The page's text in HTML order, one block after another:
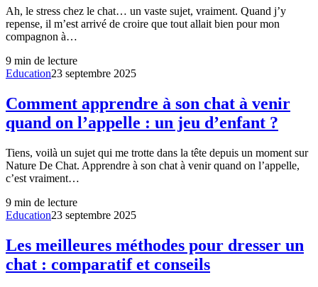
Ah, le stress chez le chat… un vaste sujet, vraiment. Quand j’y
repense, il m’est arrivé de croire que tout allait bien pour mon
compagnon à…
9 min de lecture
Education23 septembre 2025
Comment apprendre à son chat à venir
quand on l’appelle : un jeu d’enfant ?
Tiens, voilà un sujet qui me trotte dans la tête depuis un moment sur
Nature De Chat. Apprendre à son chat à venir quand on l’appelle,
c’est vraiment…
9 min de lecture
Education23 septembre 2025
Les meilleures méthodes pour dresser un
chat : comparatif et conseils